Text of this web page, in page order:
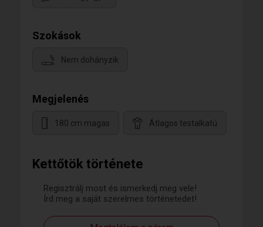
Kettőtök története
Regisztrálj most és ismerkedj meg vele!
Írd meg a saját szerelmes történetedet!
Szokások
Nem dohányzik
Megjelenés
180 cm magas Átlagos testalkatú